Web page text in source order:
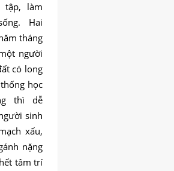
tập, làm
Hai
tháng
người
có long
học
thì dễ
sinh
xấu,
nặng
tâm trí